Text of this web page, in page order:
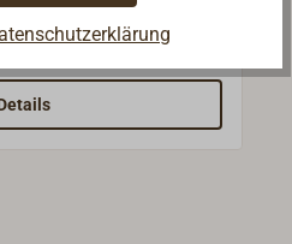
in den Längen
gesenkten
einen Durchmesser